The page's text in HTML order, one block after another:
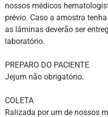
nossos médicos
prévio. Caso a amostra
as lâminas deverão ser
laboratório.
PREPARO DO PACIENTE
Jejum não obrigatório.
COLETA
Ralizada por um de nossos